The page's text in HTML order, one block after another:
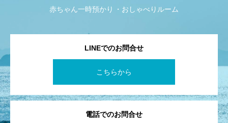
赤ちゃん一時預かり
おしゃべりルーム
LINEでのお問合せ
こちらから
電話でのお問合せ